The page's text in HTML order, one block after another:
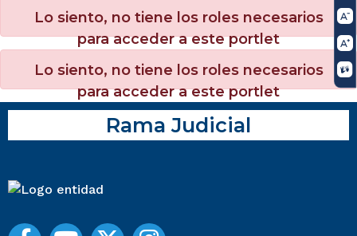
Lo siento, no tiene los roles necesarios
para acceder a este portlet
Lo siento, no tiene los roles necesarios
para acceder a este portlet
Rama Judicial